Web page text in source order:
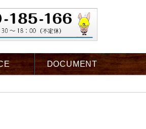
DOCUMENT